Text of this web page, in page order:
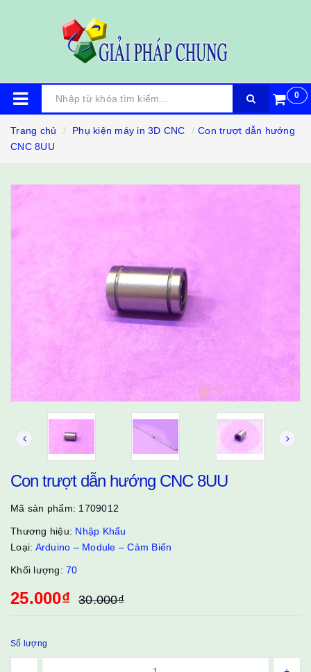
0
Trang chủ Phụ kiện máy in 3D CNC
Con trượt dẫn hướng
CNC 8UU
Con trượt dẫn hướng CNC 8UU
Mã sản phẩm: 1709012
Thương hiệu: Nhập Khẩu
Loại: Arduino – Module – Cảm Biến
Khối lượng: 70
25.000₫ 30.000₫
Số lượng